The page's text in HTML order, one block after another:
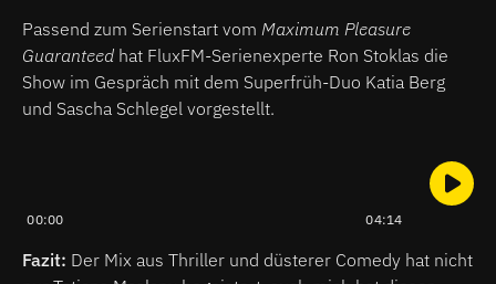
Passend zum Serienstart vom Maximum Pleasure
Guaranteed hat FluxFM-Serienexperte Ron Stoklas die
Show im Gespräch mit dem Superfrüh-Duo Katia Berg
und Sascha Schlegel vorgestellt.
00:00 04:14
Fazit: Der Mix aus Thriller und düsterer Comedy hat nicht